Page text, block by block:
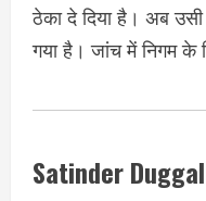
ठेका दे दिया है। अब
गया है। जांच में निगम के
Satinder Duggal